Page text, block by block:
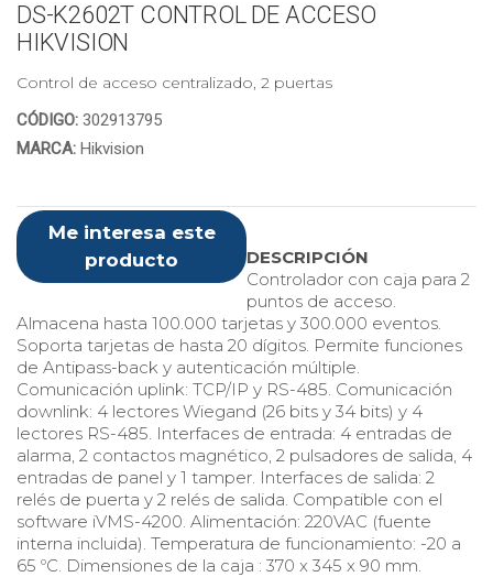
DS-K2602T CONTROL DE ACCESO
HIKVISION
Control de acceso centralizado, 2 puertas
CÓDIGO: 302913795
MARCA: Hikvision
Me interesa este
producto
DESCRIPCIÓN
Controlador con caja para 2
puntos de acceso.
Almacena hasta 100.000 tarjetas y 300.000 eventos.
Soporta tarjetas de hasta 20 dígitos. Permite funciones
de Antipass-back y autenticación múltiple.
Comunicación uplink: TCP/IP y RS-485. Comunicación
downlink: 4 lectores Wiegand (26 bits y 34 bits) y 4
lectores RS-485. Interfaces de entrada: 4 entradas de
alarma, 2 contactos magnético, 2 pulsadores de salida, 4
entradas de panel y 1 tamper. Interfaces de salida: 2
relés de puerta y 2 relés de salida. Compatible con el
software iVMS-4200. Alimentación: 220VAC (fuente
interna incluida). Temperatura de funcionamiento: -20 a
65 ºC. Dimensiones de la caja : 370 x 345 x 90 mm.